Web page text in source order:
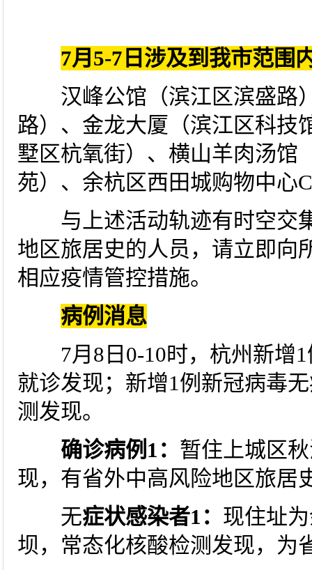
7月5-7日涉及到我市范围
汉峰公馆（滨江区滨盛路
路）、金龙大厦（滨江区科技
墅区杭氧街）、横山羊肉汤馆
苑）、余杭区西田城购物中心
与上述活动轨迹有时空交
地区旅居史的人员，请立即向
相应疫情管控措施。
病例消息
7月8日0-10时，杭州新增1
就诊发现；新增1例新冠病毒
测发现。
确诊病例1： 暂住上城区
现，有省外中高风险地区旅居
无症状感染者1： 现住址
坝，常态化核酸检测发现，为